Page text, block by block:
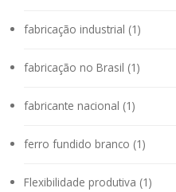
fabricação industrial (1)
fabricação no Brasil (1)
fabricante nacional (1)
ferro fundido branco (1)
Flexibilidade produtiva (1)